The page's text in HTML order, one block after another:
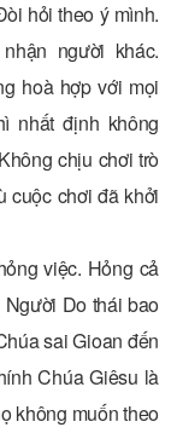
hỏi theo ý mình.
người khác.
hoà hợp với mọi
nhất định không
chịu chơi trò
cuộc chơi đã khởi
việc. Hỏng cả
Do thái bao
sai Gioan đến
Chúa Giêsu là
không muốn theo